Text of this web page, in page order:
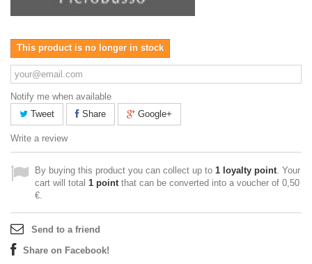
This product is no longer in stock
Notify me when available
Tweet
Share Google+
Write a review
By buying this product you can collect up to 1 loyalty point. Your
cart will total 1 pointthat can be converted into a voucher of 0,50
€.
Send to a friend
Share on Facebook!